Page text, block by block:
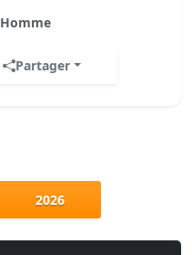
Homme
Partager
2026